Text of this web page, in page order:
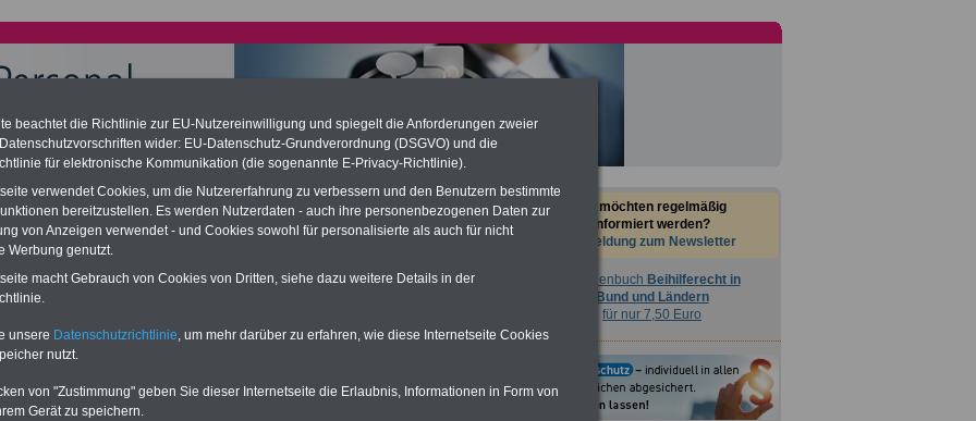
für Telekombeamte (auch im Ruhestand); geringe
hat die Berliner Landesbesoldung für verfassungs-
(Berlin muss bis
(Medienberichten zufolge liegt diese füralle (!) Beamte-
der Telekom - zwischen
der Bundesregierung vorgelegt wird (im 2. Quartal.2026
(Vor)Bestellung der Broschüre
Sie möchten regelmäßig
informiert werden?
Anmeldung zum Newsletter
Taschenbuch Beihilferecht in
Bund und Ländern
für nur 7,50 Euro
beachtet die Richtlinie zur EU-Nutzereinwilligung und spiegelt die Anforderungen zweier
wider: EU-Datenschutz-Grundverordnung (DSGVO) und die
für elektronische Kommunikation (die sogenannte E-Privacy-Richtlinie).
verwendet Cookies, um die Nutzererfahrung zu verbessern und den Benutzern bestimmte
bereitzustellen. Es werden Nutzerdaten - auch ihre personenbezogenen Daten zur
von Anzeigen verwendet - und Cookies sowohl für personalisierte als auch für nicht
Werbung genutzt.
macht Gebrauch von Cookies von Dritten, siehe dazu weitere Details in der
unsere Datenschutzrichtlinie, um mehr darüber zu erfahren, wie diese Internetseite Cookies
nutzt.
von "Zustimmung" geben Sie dieser Internetseite die Erlaubnis, Informationen in Form von
Gerät zu speichern.